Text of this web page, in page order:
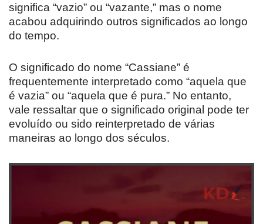
significa “vazio” ou “vazante,” mas o nome
acabou adquirindo outros significados ao longo
do tempo.
O significado do nome “Cassiane” é
frequentemente interpretado como “aquela que
é vazia” ou “aquela que é pura.” No entanto,
vale ressaltar que o significado original pode ter
evoluído ou sido reinterpretado de várias
maneiras ao longo dos séculos.